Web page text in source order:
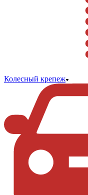
Колесный крепеж